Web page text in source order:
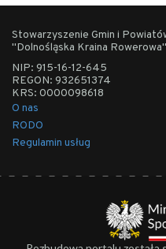
Stowarzyszenie Gmin i
"Dolnośląska Kraina Rowerowa"
NIP: 915-16-12-645
REGON: 932651374
KRS: 0000098618
O nas
RODO
Regulamin usług